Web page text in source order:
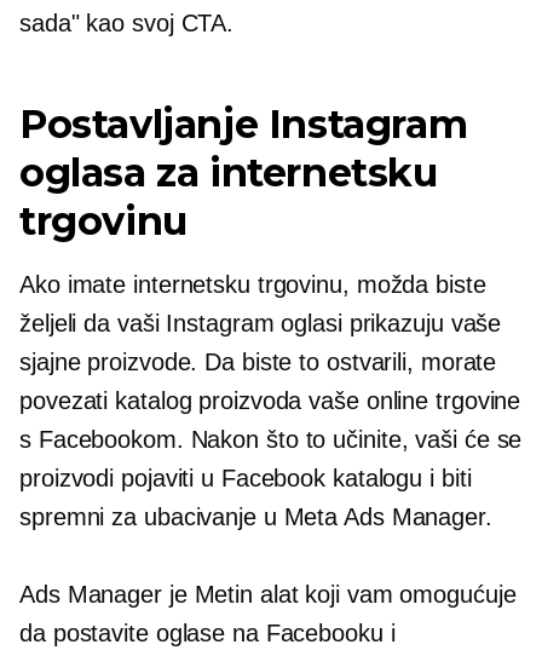
sada" kao svoj CTA.
Postavljanje Instagram
oglasa za internetsku
trgovinu
Ako imate internetsku trgovinu, možda biste
željeli da vaši Instagram oglasi prikazuju vaše
sjajne proizvode. Da biste to ostvarili, morate
povezati katalog proizvoda vaše online trgovine
s Facebookom. Nakon što to učinite, vaši će se
proizvodi pojaviti u Facebook katalogu i biti
spremni za ubacivanje u Meta Ads Manager.
Ads Manager je Metin alat koji vam omogućuje
da postavite oglase na Facebooku i